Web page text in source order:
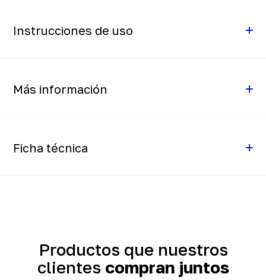
Instrucciones de uso
Más información
Ficha técnica
Productos que nuestros
clientes compran juntos